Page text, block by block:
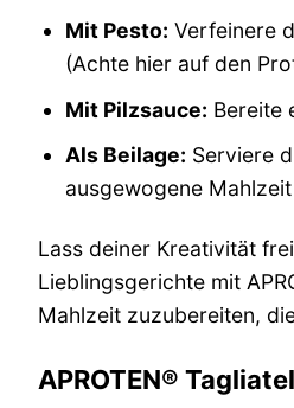
Mit Pesto: Verfeinere
(Achte hier auf den
Mit Pilzsauce: Bereite
Als Beilage: Serviere
ausgewogene
Lass deiner Kreativität
Lieblingsgerichte mit
Mahlzeit zuzubereiten,
APROTEN®